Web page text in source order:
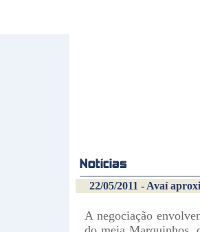
22/05/2011 - Avaí
A negociação